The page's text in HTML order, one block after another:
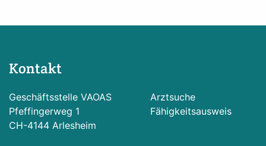
Kontakt
Geschäftsstelle VAOAS
Pfeffingerweg 1
CH-4144 Arlesheim
Arztsuche
Fähigkeitsausweis